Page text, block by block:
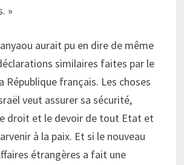
»
aurait pu en dire de même
similaires faites par le
République français. Les choses
veut assurer sa sécurité,
droit et le devoir de tout Etat et
à la paix. Et si le nouveau
étrangères a fait une